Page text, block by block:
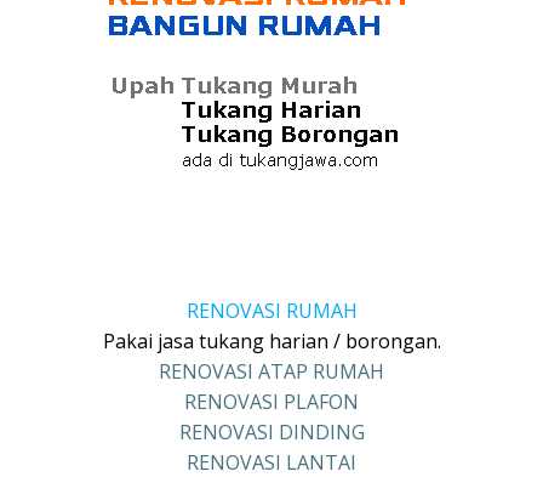
RENOVASI RUMAH
Pakai jasa tukang harian / borongan.
RENOVASI ATAP RUMAH
RENOVASI PLAFON
RENOVASI DINDING
RENOVASI LANTAI